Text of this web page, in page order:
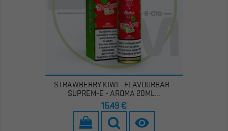
STRAWBERRY KIWI - FLAVOURBAR -
SUPREM-E - AROMA 20ML...
Prezzo
15,49 €
